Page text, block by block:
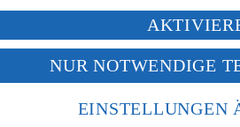
deiner personenbezogenen Daten in den
„Aktivieren“ klickst, willigst du im
Daten in den USA verarbeitet werden.
europäischen Standards nicht
Zugriffs durch US-amerikanische
NUR NOTWENDIGE
EINSTELLUNGEN